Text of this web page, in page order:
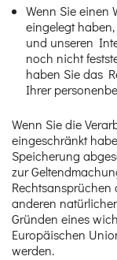
Wenn Sie einen
eingelegt
und unseren
noch nicht
haben Sie das
Ihrer
Wenn Sie die
eingeschränkt
Speicherung
zur
Rechtsansprüchen
anderen
Gründen eines
Europäischen
werden.